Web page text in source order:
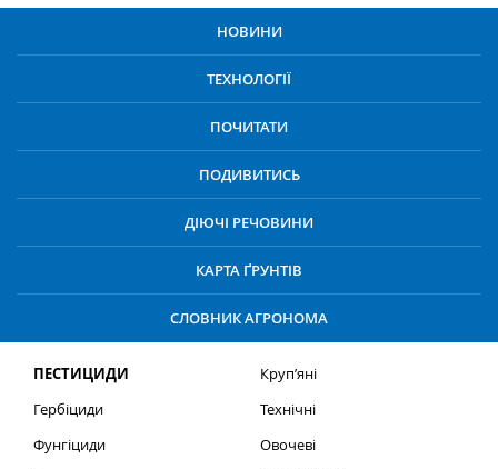
НОВИНИ
ТЕХНОЛОГІЇ
ПОЧИТАТИ
ПОДИВИТИСЬ
ДІЮЧІ РЕЧОВИНИ
КАРТА ҐРУНТІВ
СЛОВНИК АГРОНОМА
ПЕСТИЦИДИ
Гербіциди
Фунгіциди
Круп’яні
Технічні
Овочеві